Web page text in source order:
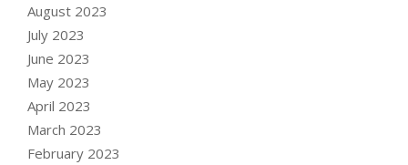
August 2023
July 2023
June 2023
May 2023
April 2023
March 2023
February 2023